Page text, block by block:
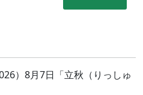
）8月7日「立秋（りっしゅ